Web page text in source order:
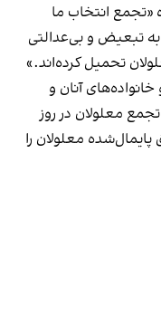
«تجمع انتخاب ما
تبعیض و بی‌عدالتی
تحمیل کرده‌اند.»
خانواده‌های آنان و
معلولان در روز
پایمال‌‌شده معلولان را